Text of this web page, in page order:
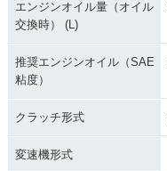
エンジンオイル量（オイル
交換時） (L)
推奨エンジンオイル（SAE
粘度）
クラッチ形式
変速機形式